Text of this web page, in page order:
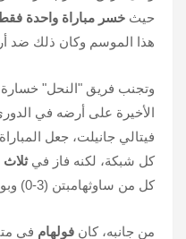
حيث خسر مباراة واحدة فقط من
هذا الموسم وكان ذلك ضد
وتجنب فريق "النحل" خسارة
فيتالي جانيلت، جعل
كل شبكة، لكنه فاز فيثلاث
كل من ساوثهامبتن (3-0) وبورنموث (2-0) وليفربول (3-1).
من جانبه، كان فولهام في